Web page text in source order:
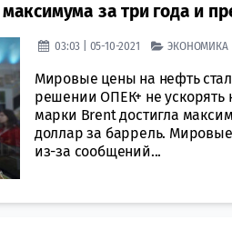
за три года и
03:03 | 05-10-2021 ЭКОНОМИКА
Мировые цены на нефть
решении ОПЕК+ не
марки Brent достигла
доллар за баррель.
из-за сообщений...